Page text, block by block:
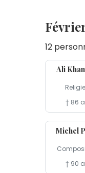
12
28 fév
Ali
† 86
12 fév
Michel
† 90